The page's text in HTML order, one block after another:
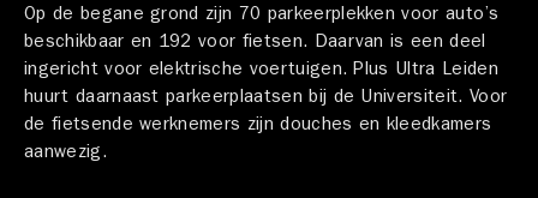
Op de begane grond zijn 70 parkeerplekken voor auto’s
beschikbaar en 192 voor fietsen. Daarvan is een deel
ingericht voor elektrische voertuigen. Plus Ultra Leiden
huurt daarnaast parkeerplaatsen bij de Universiteit. Voor
de fietsende werknemers zijn douches en kleedkamers
aanwezig.